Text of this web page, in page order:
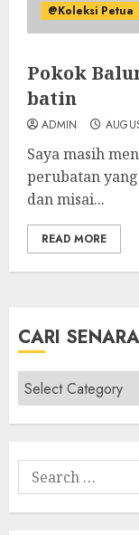
@Koleksi Petua
Pokok
batin
ADMIN
Saya masih
perubatan
dan misai...
READ MORE
CARI
Cari
Senarai
Tumbuhan
Search
for: